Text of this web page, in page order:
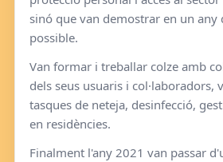
sinó que van demostrar en un any
possible.
Van formar i treballar colze amb
dels seus usuaris i col·laboradors,
tasques de neteja, desinfecció,
en residències.
Finalment l'any 2021 van passar